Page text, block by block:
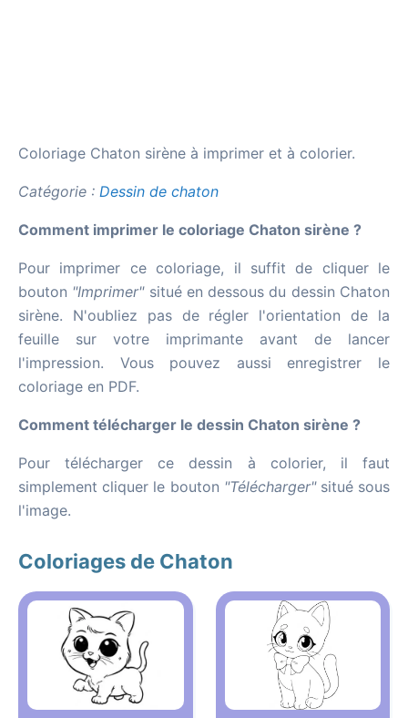
Coloriage Chaton sirène à imprimer et à colorier.
Catégorie : Dessin de chaton
Comment imprimer le coloriage Chaton sirène ?
Pour imprimer ce coloriage, il suffit de cliquer le
bouton "Imprimer"situé en dessous du dessin Chaton
sirène. N'oubliez pas de régler l'orientation de la
feuille sur votre imprimante avant de lancer
l'impression. Vous pouvez aussi enregistrer le
coloriage en PDF.
Comment télécharger le dessin Chaton sirène ?
Pour télécharger ce dessin à colorier, il faut
simplement cliquer le bouton "Télécharger"situé sous
l'image.
Coloriages de Chaton